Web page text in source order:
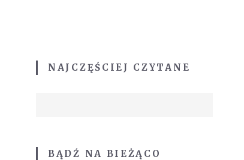
NAJCZĘŚCIEJ CZYTANE
BĄDŹ NA BIEŻĄCO